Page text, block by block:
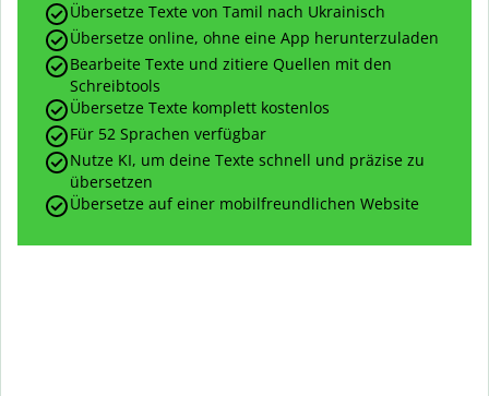
Übersetze Texte von Tamil nach Ukrainisch
Übersetze online, ohne eine App herunterzuladen
Bearbeite Texte und zitiere Quellen mit den
Schreibtools
Übersetze Texte komplett kostenlos
Für 52 Sprachen verfügbar
Nutze KI, um deine Texte schnell und präzise zu
übersetzen
Übersetze auf einer mobilfreundlichen Website